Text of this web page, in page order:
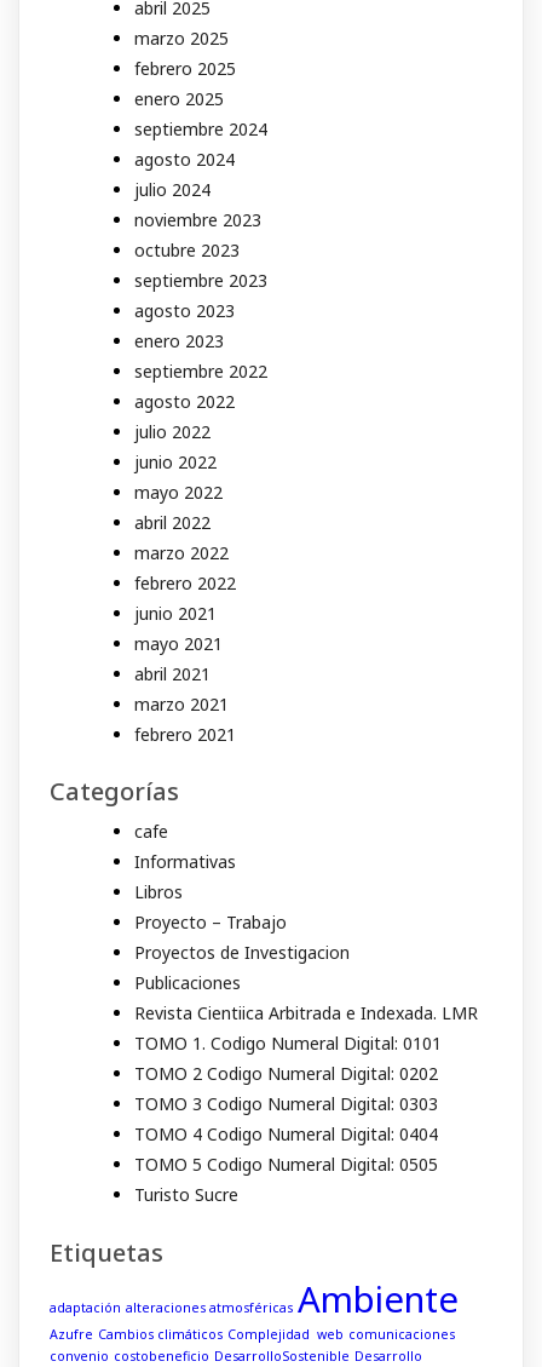
abril 2025
marzo 2025
febrero 2025
enero 2025
septiembre 2024
agosto 2024
julio 2024
noviembre 2023
octubre 2023
septiembre 2023
agosto 2023
enero 2023
septiembre 2022
agosto 2022
julio 2022
junio 2022
mayo 2022
abril 2022
marzo 2022
febrero 2022
junio 2021
mayo 2021
abril 2021
marzo 2021
febrero 2021
Categorías
cafe
Informativas
Libros
Proyecto – Trabajo
Proyectos de Investigacion
Publicaciones
Revista Cientiica Arbitrada e Indexada. LMR
TOMO 1. Codigo Numeral Digital: 0101
TOMO 2 Codigo Numeral Digital: 0202
TOMO 3 Codigo Numeral Digital: 0303
TOMO 4 Codigo Numeral Digital: 0404
TOMO 5 Codigo Numeral Digital: 0505
Turisto Sucre
Etiquetas
adaptación alteraciones atmosféricas Ambiente
Azufre Cambios climáticos Complejidad web comunicaciones
convenio costobeneficio DesarrolloSostenible Desarrollo